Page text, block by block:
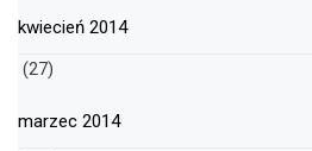
kwiecień 2014
(27)
marzec 2014